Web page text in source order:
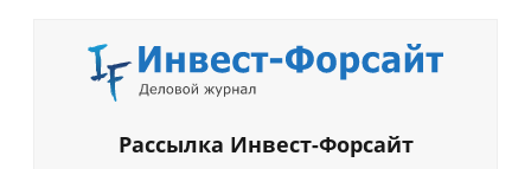
Рассылка Инвест-Форсайт